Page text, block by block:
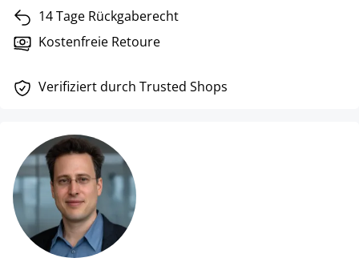
14 Tage Rückgaberecht
Kostenfreie Retoure
Verifiziert durch Trusted Shops